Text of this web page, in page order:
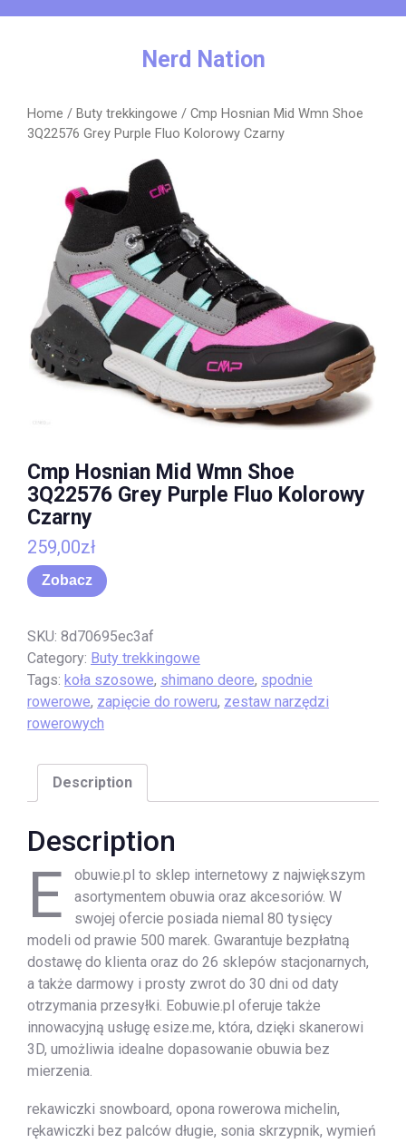
Nerd Nation
Home / Buty trekkingowe / Cmp Hosnian Mid Wmn Shoe
3Q22576 Grey Purple Fluo Kolorowy Czarny
Cmp Hosnian Mid Wmn Shoe
3Q22576 Grey Purple Fluo Kolorowy
Czarny
259,00zł
Zobacz
SKU: 8d70695ec3af
Category: Buty trekkingowe
Tags: koła szosowe, shimano deore, spodnie
rowerowe, zapięcie do roweru, zestaw narzędzi
rowerowych
Description
Description
E
obuwie.pl to sklep internetowy z największym
asortymentem obuwia oraz akcesoriów. W
swojej ofercie posiada niemal 80 tysięcy
modeli od prawie 500 marek. Gwarantuje bezpłatną
dostawę do klienta oraz do 26 sklepów stacjonarnych,
a także darmowy i prosty zwrot do 30 dni od daty
otrzymania przesyłki. Eobuwie.pl oferuje także
innowacyjną usługę esize.me, która, dzięki skanerowi
3D, umożliwia idealne dopasowanie obuwia bez
mierzenia.
rekawiczki snowboard, opona rowerowa michelin,
rękawiczki bez palców długie, sonia skrzypnik, wymień